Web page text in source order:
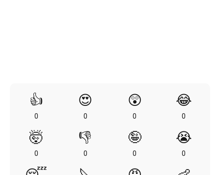
👍
0
😍
0
😲
0
😂
0
🤯
0
👎
0
🤪
0
😭
0